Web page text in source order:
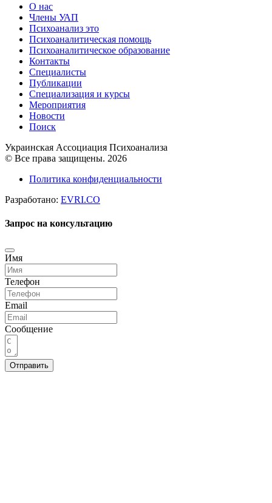
О нас
Члены УАП
Психоанализ это
Психоаналитическая помощь
Психоаналитическое образование
Контакты
Специалисты
Публикации
Специализация и курсы
Мероприятия
Новости
Поиск
Украинская Ассоциация Психоанализа
© Все права защищены. 2026
Политика конфиденциальности
Разработано: EVRI.CO
Запрос на консультацию
Имя
Телефон
Email
Сообщение
Отправить